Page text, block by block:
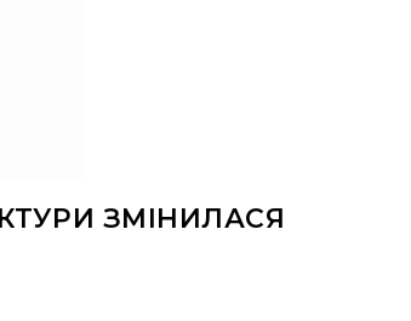
ЗМІНИЛАСЯ